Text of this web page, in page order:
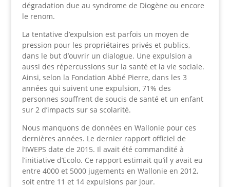
dégradation due au syndrome de Diogène ou encore
le renom.
La tentative d’expulsion est parfois un moyen de
pression pour les propriétaires privés et publics,
dans le but d’ouvrir un dialogue. Une expulsion a
aussi des répercussions sur la santé et la vie sociale.
Ainsi, selon la Fondation Abbé Pierre, dans les 3
années qui suivent une expulsion, 71% des
personnes souffrent de soucis de santé et un enfant
sur 2 d’impacts sur sa scolarité.
Nous manquons de données en Wallonie pour ces
dernières années. Le dernier rapport officiel de
l’IWEPS date de 2015. Il avait été commandité à
l’initiative d’Ecolo. Ce rapport estimait qu’il y avait eu
entre 4000 et 5000 jugements en Wallonie en 2012,
soit entre 11 et 14 expulsions par jour.